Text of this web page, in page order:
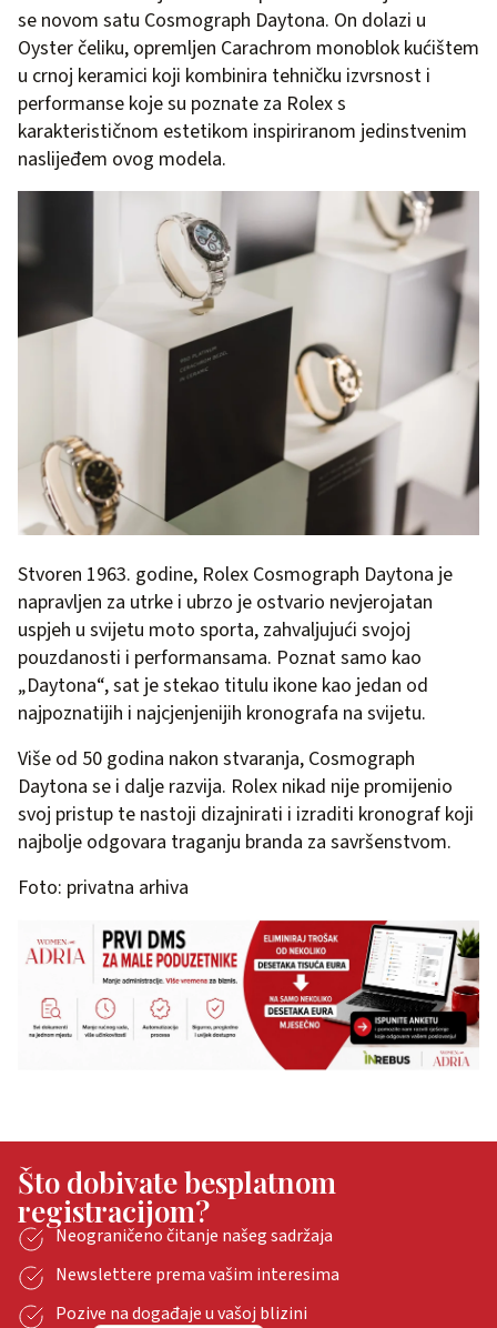
se novom satu Cosmograph Daytona. On dolazi u
Oyster čeliku, opremljen Carachrom monoblok kućištem
u crnoj keramici koji kombinira tehničku izvrsnost i
performanse koje su poznate za Rolex s
karakterističnom estetikom inspiriranom jedinstvenim
naslijeđem ovog modela.
Stvoren 1963. godine, Rolex Cosmograph Daytona je
napravljen za utrke i ubrzo je ostvario nevjerojatan
uspjeh u svijetu moto sporta, zahvaljujući svojoj
pouzdanosti i performansama. Poznat samo kao
„Daytona“, sat je stekao titulu ikone kao jedan od
najpoznatijih i najcjenjenijih kronografa na svijetu.
Više od 50 godina nakon stvaranja, Cosmograph
Daytona se i dalje razvija. Rolex nikad nije promijenio
svoj pristup te nastoji dizajnirati i izraditi kronograf koji
najbolje odgovara traganju branda za savršenstvom.
Foto: privatna arhiva
Što dobivate besplatnom
registracijom?
Neograničeno čitanje našeg sadržaja
Newslettere prema vašim interesima
Pozive na događaje u vašoj blizini